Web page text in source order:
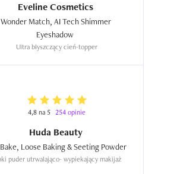
Eveline Cosmetics
Wonder Match, AI Tech Shimmer
Ultra błyszczący cień-topper
4,8 na 5 254 opinie
Huda Beauty
Sypki puder utrwalająco- wypiekający makijaż